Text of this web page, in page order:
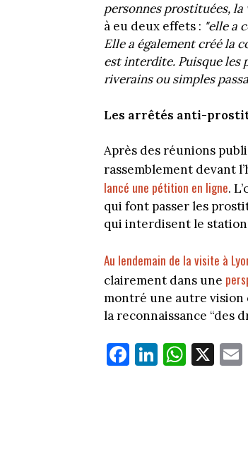
personnes prostituées,
à eu deux effets : "elle a
Elle a également créé la
est interdite. Puisque les
riverains ou simples
Les arrêtés anti-
Après des réunions
rassemblement devant
lancé une pétition en ligne.
qui font passer les
qui interdisent le
Au lendemain de la visite à
clairement dans une
montré une autre vision
la reconnaissance “des
Fa
ce
Li
nk
W
ha
X